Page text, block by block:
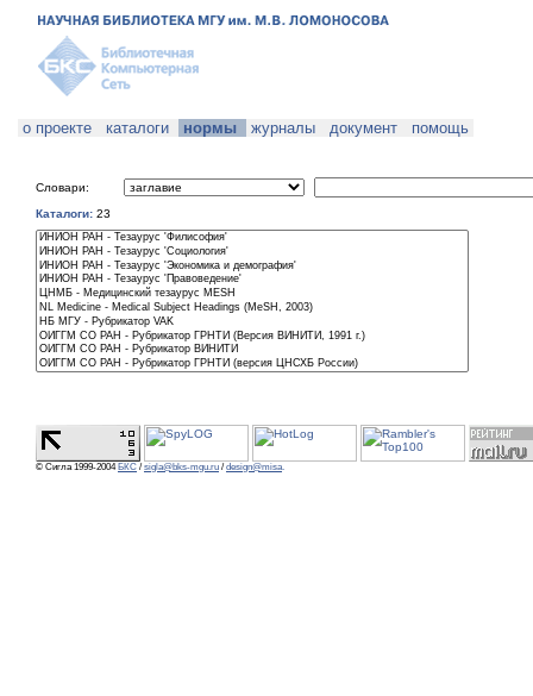
о проекте каталоги нормы журналы документ помощь
Словари:
Каталоги: 23
© Сигла 1999-2004 БКС / sigla@bks-mgu.ru / design@misa.